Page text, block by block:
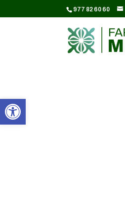
Obre la barra d'eines
CODI GOOGLE ANALYTICS:
977 82 60 60